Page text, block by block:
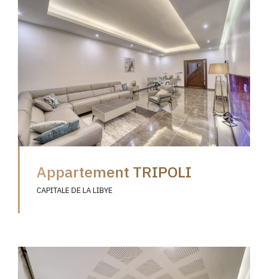
Appartement TRIPOLI
CAPITALE DE LA LIBYE